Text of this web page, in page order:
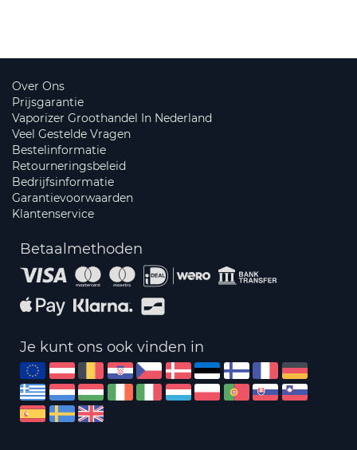
Over Ons
Prijsgarantie
Vaporizer Groothandel In Nederland
Veel Gestelde Vragen
Bestelinformatie
Retourneringsbeleid
Bedrijfsinformatie
Garantievoorwaarden
Klantenservice
Betaalmethoden
Je kunt ons ook vinden in